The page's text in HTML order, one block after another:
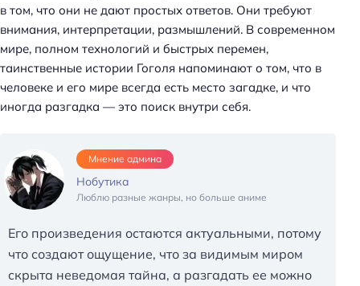
в том, что они не дают простых ответов. Они требуют
внимания, интерпретации, размышлений. В современном
мире, полном технологий и быстрых перемен,
таинственные истории Гоголя напоминают о том, что в
человеке и его мире всегда есть место загадке, и что
иногда разгадка — это поиск внутри себя.
Мнение админа
Нобутика
Люблю разные жанры, но больше аниме
Его произведения остаются актуальными, потому
что создают ощущение, что за видимым миром
скрыта неведомая тайна, а разгадать ее можно